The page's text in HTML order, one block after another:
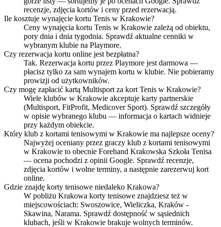
recenzje, zdjęcia kortów i ceny przed rezerwacją.
Ile kosztuje wynajęcie kortu Tenis w Krakowie?
Ceny wynajęcia kortu Tenis w Krakowie zależą od obiektu,
pory dnia i dnia tygodnia. Sprawdź aktualne cenniki w
wybranym klubie na Playmore.
Czy rezerwacja kortu online jest bezpłatna?
Tak. Rezerwacja kortu przez Playmore jest darmowa —
płacisz tylko za sam wynajem kortu w klubie. Nie pobieramy
prowizji od użytkowników.
Czy mogę zapłacić kartą Multisport za kort Tenis w Krakowie?
Wiele klubów w Krakowie akceptuje karty partnerskie
(Multisport, FitProfit, Medicover Sport). Sprawdź szczegóły
w opisie wybranego klubu — informacja o kartach widnieje
przy każdym obiekcie.
Który klub z kortami tenisowymi w Krakowie ma najlepsze oceny?
Najwyżej oceniany przez graczy klub z kortami tenisowymi
w Krakowie to obecnie Forehand Krakowska Szkoła Tenisa
— ocena pochodzi z opinii Google. Sprawdź recenzje,
zdjęcia kortów i wolne terminy, a następnie zarezerwuj kort
online.
Gdzie znajdę korty tenisowe niedaleko Krakowa?
W pobliżu Krakowa korty tenisowe znajdziesz też w
miejscowościach: Swoszowice, Wieliczka, Kraków -
Skawina, Narama. Sprawdź dostępność w sąsiednich
klubach, jeśli w Krakowie brakuje wolnych terminów.